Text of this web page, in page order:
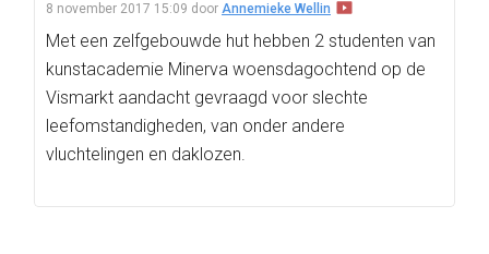
8 november 2017 15:09 door Annemieke Wellin
Met een zelfgebouwde hut hebben 2 studenten van
kunstacademie Minerva woensdagochtend op de
Vismarkt aandacht gevraagd voor slechte
leefomstandigheden, van onder andere
vluchtelingen en daklozen.